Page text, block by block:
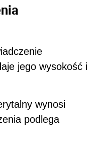
jego wysokość i
wynosi
podlega